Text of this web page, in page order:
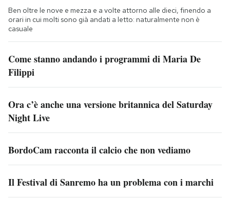
Ben oltre le nove e mezza e a volte attorno alle dieci, finendo a
orari in cui molti sono già andati a letto: naturalmente non è
casuale
Come stanno andando i programmi di Maria De
Filippi
Ora c’è anche una versione britannica del Saturday
Night Live
BordoCam racconta il calcio che non vediamo
Il Festival di Sanremo ha un problema con i marchi